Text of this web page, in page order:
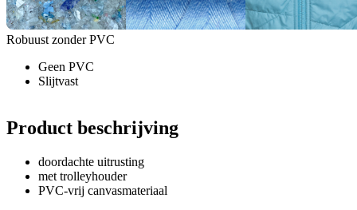
Robuust zonder PVC
Geen PVC
Slijtvast
Product beschrijving
doordachte uitrusting
met trolleyhouder
PVC-vrij canvasmateriaal